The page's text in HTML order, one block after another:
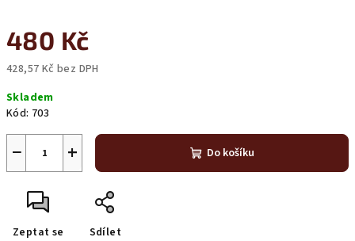
480 Kč
428,57 Kč bez DPH
cena:
Skladem
Kód: 703
+
− Do košíku
Zeptat se Sdílet